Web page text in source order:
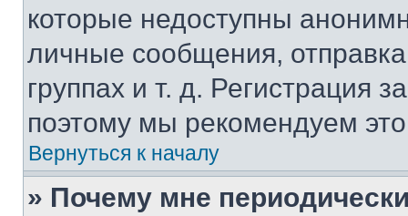
которые недоступны
личные сообщения,
группах и т. д. Регистрация
поэтому мы рекомендуем
Вернуться к началу
» Почему мне